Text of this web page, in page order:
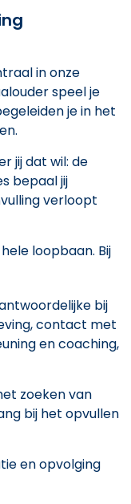
in onze
speel je
je in het
jij dat wil: de
bepaal jij
verloopt
loopbaan. Bij
bij
contact met
en coaching,
zoeken van
bij het opvullen
en opvolging